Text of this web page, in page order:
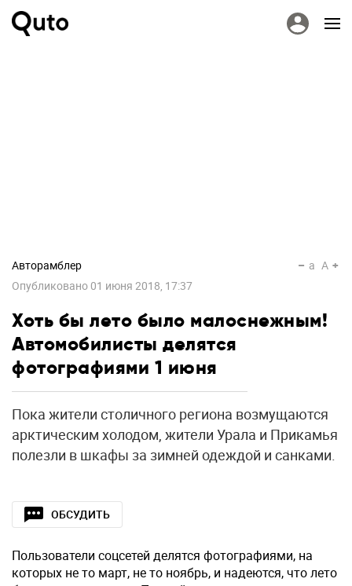
Авторамблер
Опубликовано 01 июня 2018, 17:37
a A
Хоть бы лето было малоснежным!
Автомобилисты делятся
фотографиями 1 июня
Пока жители столичного региона возмущаются
арктическим холодом, жители Урала и Прикамья
полезли в шкафы за зимней одеждой и санками.
ОБСУДИТЬ
Пользователи соцсетей делятся фотографиями, на
которых не то март, не то ноябрь, и надеются, что лето